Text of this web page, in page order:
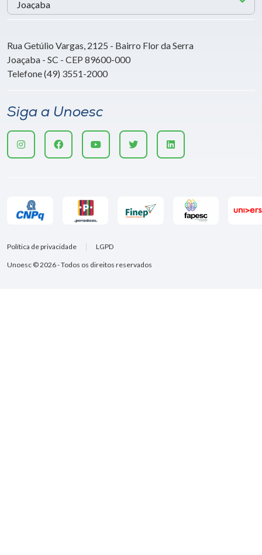
Rua Getúlio Vargas, 2125 - Bairro Flor da Serra
Joaçaba - SC - CEP 89600-000
Telefone (49) 3551-2000
Siga a Unoesc
Unoesc © 2026 - Todos os direitos reservados
Política de privacidade LGPD